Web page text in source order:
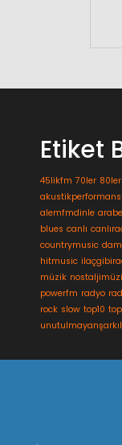
Etiket
45likfm 70ler 80ler
alemfmdinle
blues canlı
countrymusic
hitmusic
müzik
powerfm radyo
rock slow top10